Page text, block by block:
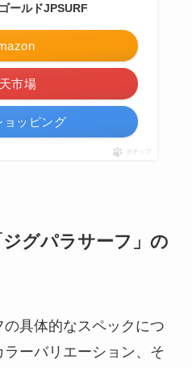
ールドJPSURF
市場
ョッピング
ポチップ
グパラサーフ」の
具体的なスペックにつ
ーバリエーション、そ